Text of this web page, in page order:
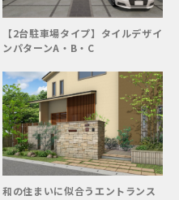
【2台駐車場タイプ】タイルデザイ
ンパターンA・B・C
和の住まいに似合うエントランス